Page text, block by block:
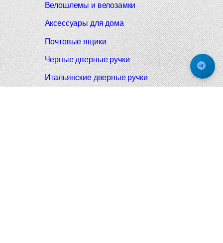
Велошлемы и велозамки
Аксессуары для дома
Почтовые ящики
Черные дверные ручки
Итальянские дверные ручки